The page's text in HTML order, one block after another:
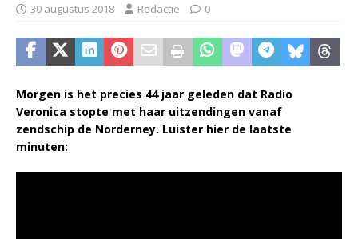
30 augustus 2018 Redactie 0
Morgen is het precies 44 jaar geleden dat Radio
Veronica stopte met haar uitzendingen vanaf
zendschip de Norderney. Luister hier de laatste
minuten: